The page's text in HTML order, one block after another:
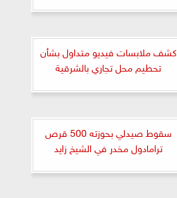
كشف ملابسات فيديو متداول بشأن
تحطيم محل تجاري بالشرقية
سقوط صيدلي بحوزته 500 قرص
ترامادول مخدر في الشيخ زايد